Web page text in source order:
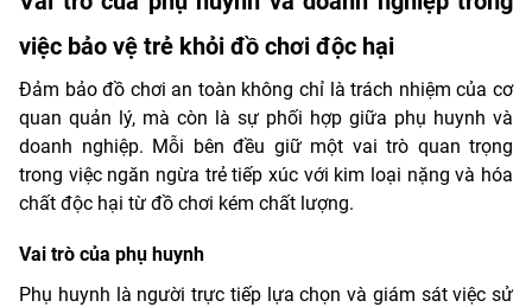
việc bảo vệ trẻ khỏi đồ chơi độc hại
Đảm bảo đồ chơi an toàn không chỉ là trách nhiệm của cơ
quan quản lý, mà còn là sự phối hợp giữa phụ huynh và
doanh nghiệp. Mỗi bên đều giữ một vai trò quan trọng
trong việc ngăn ngừa trẻ tiếp xúc với kim loại nặng và hóa
chất độc hại từ đồ chơi kém chất lượng.
Vai trò của phụ huynh
Phụ huynh là người trực tiếp lựa chọn và giám sát việc sử